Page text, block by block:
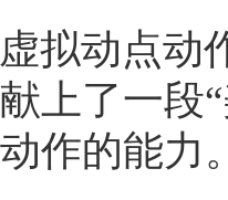
拟动点动
上了一段
作的能力